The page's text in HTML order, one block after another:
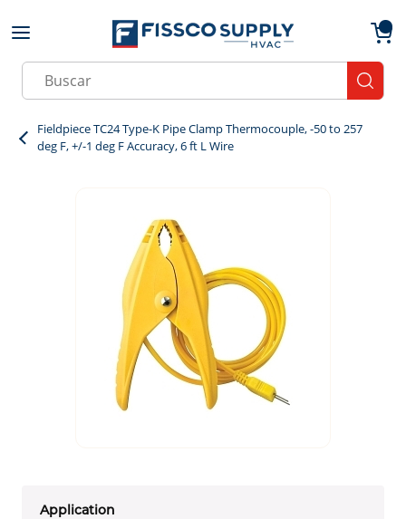
Skip to main content
Site Search
Fieldpiece TC24 Type-K Pipe Clamp Thermocouple, -50 to 257
deg F, +/-1 deg F Accuracy, 6 ft L Wire
Application